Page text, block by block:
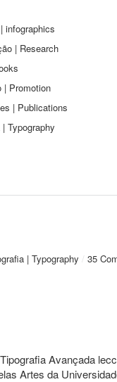
infographics
| Research
| Promotion
| Publications
Typography
| Typography / 35
Avançada
Artes da